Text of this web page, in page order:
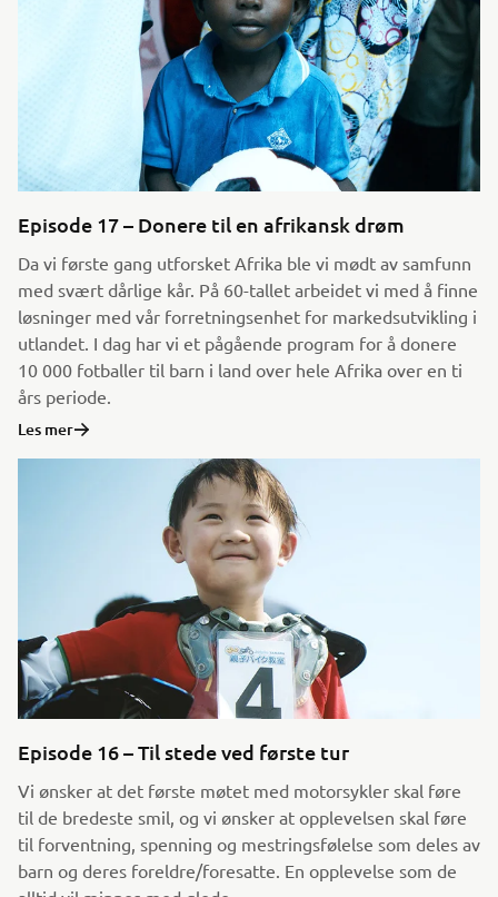
Episode 17 – Donere til en afrikansk drøm
Da vi første gang utforsket Afrika ble vi mødt av samfunn
med svært dårlige kår. På 60-tallet arbeidet vi med å finne
løsninger med vår forretningsenhet for markedsutvikling i
utlandet. I dag har vi et pågående program for å donere
10 000 fotballer til barn i land over hele Afrika over en ti
års periode.
Les mer
Episode 16 – Til stede ved første tur
Vi ønsker at det første møtet med motorsykler skal føre
til de bredeste smil, og vi ønsker at opplevelsen skal føre
til forventning, spenning og mestringsfølelse som deles av
barn og deres foreldre/foresatte. En opplevelse som de